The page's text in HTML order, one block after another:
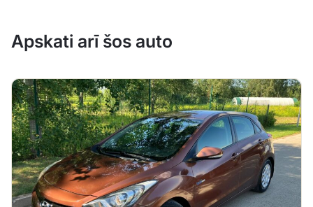
Apskati arī šos auto